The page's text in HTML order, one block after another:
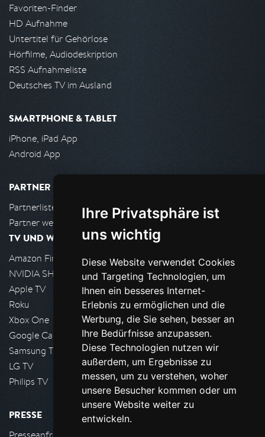
Ihre Privatsphäre ist
uns wichtig
Diese Website verwendet Cookies
und Targeting Technologien, um
Ihnen ein besseres Internet-
Erlebnis zu ermöglichen und die
Werbung, die Sie sehen, besser an
Ihre Bedürfnisse anzupassen.
Diese Technologien nutzen wir
außerdem, um Ergebnisse zu
messen, um zu verstehen, woher
unsere Besucher kommen oder um
unsere Website weiter zu
entwickeln.
Favoriten-Finder
HD Aufnahme
Untertitel für Gehörlose
Hörfilme, Audiodeskription
RSS Aufnahmeliste
Deutsches TV im Ausland
SMARTPHONE & TABLET
iPhone, iPad App
Android App
PARTNER
Partnerliste
Partner werden
TV UND WOHNZIMMER
Amazon FireTV
NVIDIA SHIELD, Google TV
Apple TV
Roku
Xbox One
Google Cast
Samsung TV
LG TV
Philips TV
PRESSE